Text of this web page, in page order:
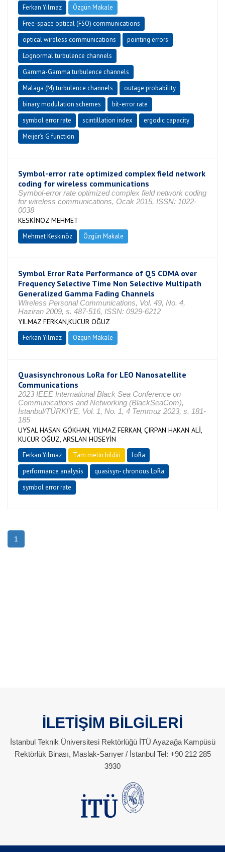
Ferkan Yılmaz
Özgün Makale
Free-space optical (FSO) communications
optical wireless communications
pointing errors
Lognormal turbulence channels
Gamma-Gamma turbulence channels
Malaga (M) turbulence channels
outage probability
binary modulation schemes
bit-error rate
symbol error rate
scintillation index
ergodic capacity
Meijer’s G function
Symbol-error rate optimized complex field network
coding for wireless communications
Symbol-error rate optimized complex field network coding
for wireless communications, Ocak 2015, ISSN: 1022-
0038
KESKİNÖZ MEHMET
Mehmet Keskinöz Özgün Makale
Symbol Error Rate Performance of QS CDMA over
Frequency Selective Time Non Selective Multipath
Generalized Gamma Fading Channels
Wireless Personal Communications, Vol. 49, No. 4,
Haziran 2009, s. 487-516, ISSN: 0929-6212
YILMAZ FERKAN,KUCUR OĞUZ
Ferkan Yılmaz Özgün Makale
Quasisynchronous LoRa for LEO Nanosatellite
Communications
2023 IEEE International Black Sea Conference on
Communications and Networking (BlackSeaCom),
İstanbul/TÜRKİYE, Vol. 1, No. 1, 4 Temmuz 2023, s. 181-
185
UYSAL HASAN GÖKHAN, YILMAZ FERKAN, ÇIRPAN HAKAN ALİ,
KUCUR OĞUZ, ARSLAN HÜSEYİN
Ferkan Yılmaz Tam metin bildiri
LoRa
performance analysis
quasisyn- chronous LoRa
symbol error rate
1
İLETİŞİM BİLGİLERİ
İstanbul Teknik Üniversitesi Rektörlüğü İTÜ Ayazağa Kampüsü
Rektörlük Binası, Maslak-Sarıyer / İstanbul Tel: +90 212 285
3930